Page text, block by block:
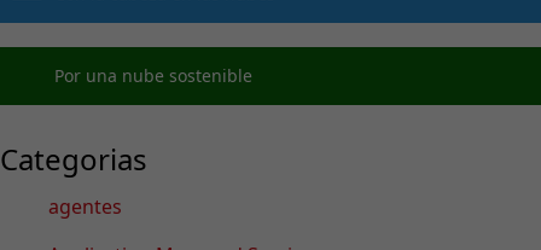
Por una nube sostenible
Categorias
agentes